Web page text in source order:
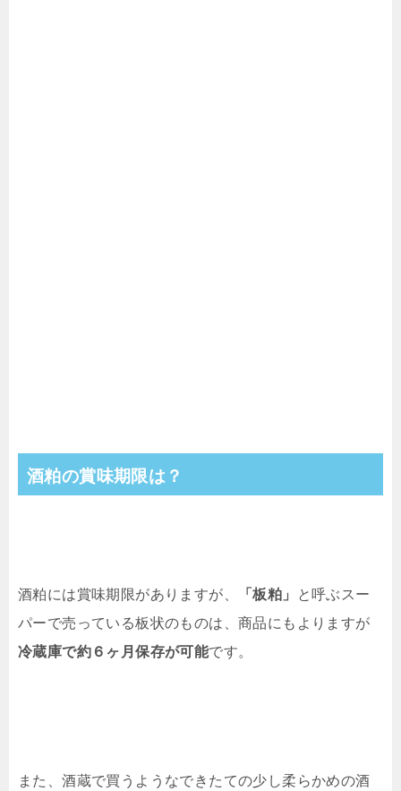
酒粕の賞味期限は？
酒粕には賞味期限がありますが、 「板粕」
と呼ぶスー
パーで売っている板状のものは、商品にもよりますが
冷蔵庫で約６ヶ月保存が可能です。
また、酒蔵で買うようなできたての少し柔らかめの酒